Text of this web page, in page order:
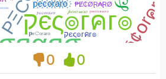
0 0